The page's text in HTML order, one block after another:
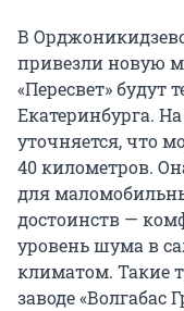
В
привезли новую
«Пересвет» будут
Екатеринбурга.
уточняется, что
40 километров.
для
достоинств —
уровень шума в
климатом. Такие
заводе «Волгабас